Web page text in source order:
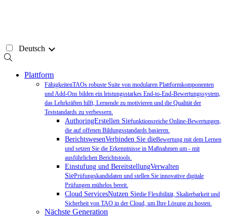
Deutsch
Plattform
FähigkeitenTAOs robuste Suite von modularen Plattformkomponenten
und Add-Ons bilden ein leistungsstarkes End-to-End-Bewertungssystem,
das Lehrkräften hilft, Lernende zu motivieren und die Qualität der
Teststandards zu verbessern.
AuthoringErstellen Siefunktionsreiche Online-Bewertungen,
die auf offenen Bildungsstandards basieren.
BerichtswesenVerbinden Sie dieBewertung mit dem Lernen
und setzen Sie die Erkenntnisse in Maßnahmen um - mit
ausführlichen Berichtstools.
Einstufung und BereitstellungVerwalten
SiePrüfungskandidaten und stellen Sie innovative digitale
Prüfungen mühelos bereit.
Cloud ServicesNutzen Siedie Flexibilität, Skalierbarkeit und
Sicherheit von TAO in der Cloud, um Ihre Lösung zu hosten.
Nächste Generation